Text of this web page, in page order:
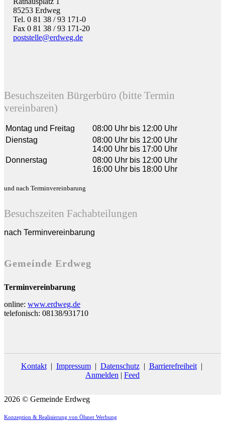
85253 Erdweg
Tel. 0 81 38 / 93 171-0
Fax 0 81 38 / 93 171-20
poststelle@erdweg.de
Besuchszeiten Bürgerbüro (bitte Termin
vereinbaren)
Montag und Freitag
08:00 Uhr bis 12:00 Uhr
Dienstag
08:00 Uhr bis 12:00 Uhr
14:00 Uhr bis 17:00 Uhr
Donnerstag
08:00 Uhr bis 12:00 Uhr
16:00 Uhr bis 18:00 Uhr
und nach Terminvereinbarung
Besuchszeiten Fachabteilungen
nach Terminvereinbarung
Gemeinde Erdweg
Terminvereinbarung
online: www.erdweg.de
telefonisch: 08138/931710
Kontakt| Impressum| Datenschutz| Barrierefreiheit|
Anmelden | Feed
2026 © Gemeinde Erdweg
Konzeption & Realisierung von Ölsner Werbung